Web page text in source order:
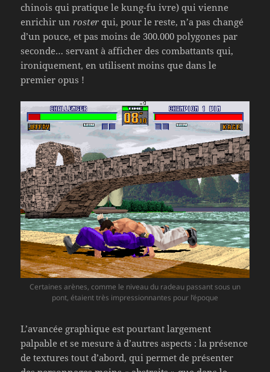
chinois qui pratique le kung-fu ivre) qui vienne
enrichir unroster qui, pour le reste, n’a pas changé
d’un pouce, et pas moins de 300.000 polygones par
seconde… servant à afficher des combattants qui,
ironiquement, en utilisent moins que dans le
premier opus !
Certaines arènes, comme le niveau du radeau passant sous un
pont, étaient très impressionnantes pour l’époque
L’avancée graphique est pourtant largement
palpable et se mesure à d’autres aspects : la présence
de textures tout d’abord, qui permet de présenter